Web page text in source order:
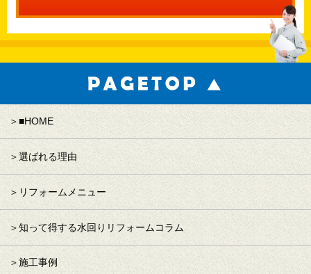
■HOME
選ばれる理由
リフォームメニュー
知って得する水回りリフォームコラム
施工事例